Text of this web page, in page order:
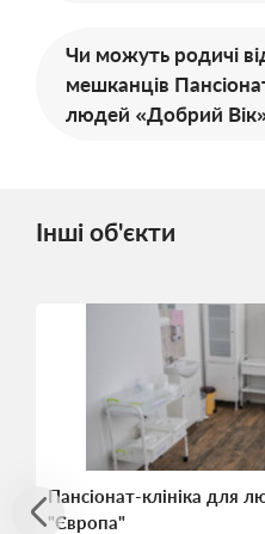
Чи можуть родичі
мешканців
людей «Добрий
Інші об'єкти
Пансіонат-клініка для
"Європа"